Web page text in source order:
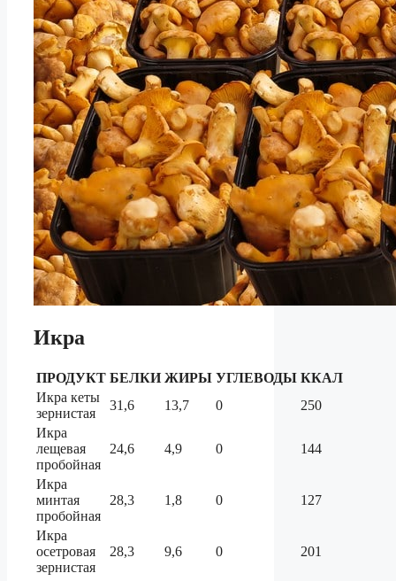
Икра
ПРОДУКТ БЕЛКИ ЖИРЫ УГЛЕВОДЫ ККАЛ
Икра кеты
зернистая
31,6 13,7 0
250
Икра
лещевая
пробойная
24,6 4,9 0 144
Икра
минтая
пробойная
28,3 1,8 0 127
Икра
осетровая
зернистая
28,3 9,6 0 201